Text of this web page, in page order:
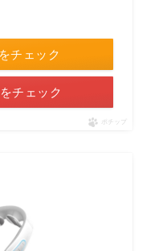
チェック
チェック
ポチップ